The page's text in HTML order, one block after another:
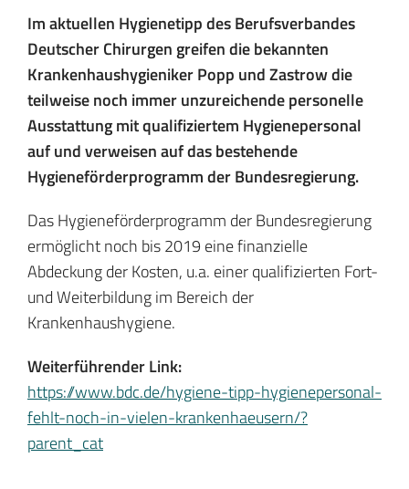
Im aktuellen Hygienetipp des Berufsverbandes
Deutscher Chirurgen greifen die bekannten
Krankenhaushygieniker Popp und Zastrow die
teilweise noch immer unzureichende personelle
Ausstattung mit qualifiziertem Hygienepersonal
auf und verweisen auf das bestehende
Hygieneförderprogramm der Bundesregierung.
Das Hygieneförderprogramm der Bundesregierung
ermöglicht noch bis 2019 eine finanzielle
Abdeckung der Kosten, u.a. einer qualifizierten Fort-
und Weiterbildung im Bereich der
Krankenhaushygiene.
Weiterführender Link:
https://www.bdc.de/hygiene-tipp-hygienepersonal-
fehlt-noch-in-vielen-krankenhaeusern/?
parent_cat